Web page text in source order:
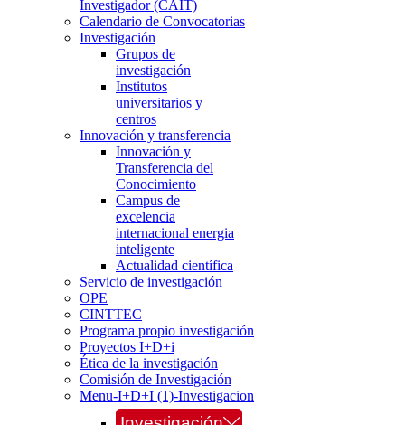
Investigador (CAIT)
Calendario de Convocatorias
Investigación
Grupos de
investigación
Institutos
universitarios y
centros
Innovación y transferencia
Innovación y
Transferencia del
Conocimiento
Campus de
excelencia
internacional energia
inteligente
Actualidad científica
Servicio de investigación
OPE
CINTTEC
Programa propio investigación
Proyectos I+D+i
Ética de la investigación
Comisión de Investigación
Menu-I+D+I (1)-Investigacion